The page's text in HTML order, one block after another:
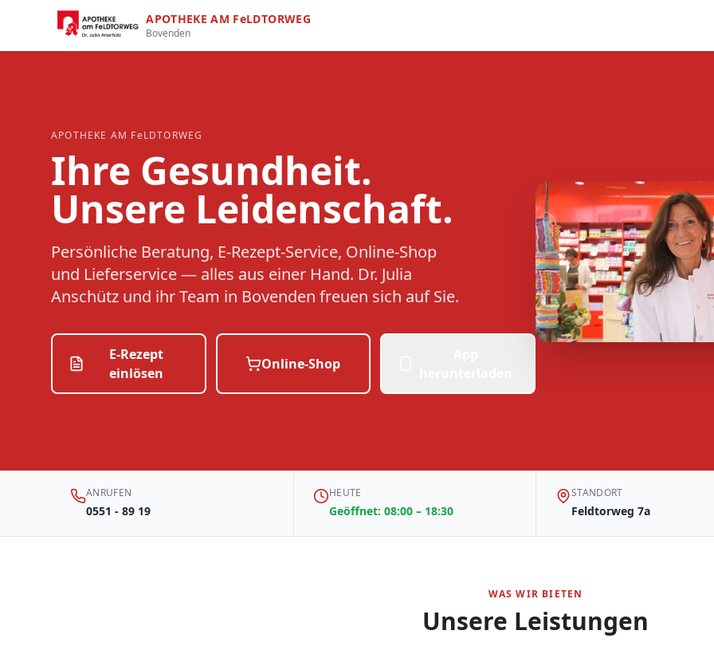
APOTHEKE AM FeLDTORWEG
Bovenden
APOTHEKE AM FeLDTORWEG
Ihre Gesundheit.
Unsere Leidenschaft.
Persönliche Beratung, E-Rezept-Service, Online-Shop
und Lieferservice — alles aus einer Hand. Dr. Julia
Anschütz und ihr Team in Bovenden freuen sich auf Sie.
E-Rezept
einlösen
Online-Shop
ANRUFEN
0551 - 89 19
HEUTE
Geöffnet: 08:00 – 18:30
STANDORT
Feldtorweg 7a
WAS WIR BIETEN
Unsere Leistungen